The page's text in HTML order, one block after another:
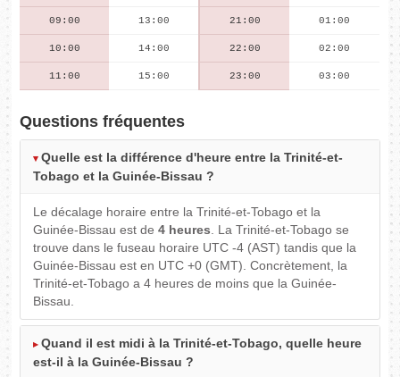
09:00 13:00 21:00 01:00
10:00 14:00 22:00 02:00
11:00 15:00 23:00 03:00
Questions fréquentes
Quelle est la différence d'heure entre la Trinité-et-
Tobago et la Guinée-Bissau ?
Le décalage horaire entre la Trinité-et-Tobago et la
Guinée-Bissau est de4 heures. La Trinité-et-Tobago se
trouve dans le fuseau horaire UTC -4 (AST) tandis que la
Guinée-Bissau est en UTC +0 (GMT). Concrètement, la
Trinité-et-Tobago a 4 heures de moins que la Guinée-
Bissau.
Quand il est midi à la Trinité-et-Tobago, quelle heure
est-il à la Guinée-Bissau ?